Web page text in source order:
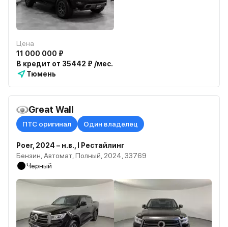
Цена
11 000 000 ₽
В кредит от 35442 ₽ /мес.
Тюмень
Great Wall
ПТС оригинал Один владелец
Poer, 2024 – н.в., I Рестайлинг
Бензин, Автомат, Полный, 2024, 33769
Черный